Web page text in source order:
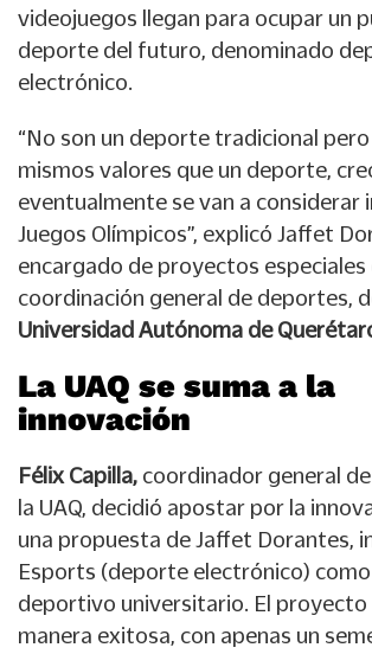
videojuegos llegan para ocupar un
deporte del futuro, denominado
electrónico.
“No son un deporte tradicional pero
mismos valores que un deporte,
eventualmente se van a considerar
Juegos Olímpicos”, explicó Jaffet
encargado de proyectos especiales
coordinación general de deportes,
Universidad Autónoma de
La UAQ se suma a la
innovación
Félix Capilla, coordinador general
la UAQ, decidió apostar por la
una propuesta de Jaffet Dorantes,
Esports (deporte electrónico)
deportivo universitario. El proyecto
manera exitosa, con apenas un